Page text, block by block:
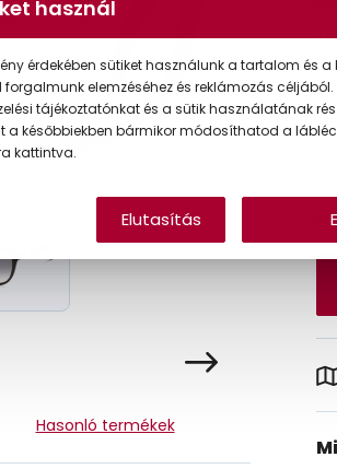
Hasonló termékek
használ
érdekében sütiket használunk a tartalom és a
elemzéséhez és reklámozás
tájékoztatónkat és a sütik használatának
későbbiekben bármikor módosíthatod a
kattintva.
Elutasítás